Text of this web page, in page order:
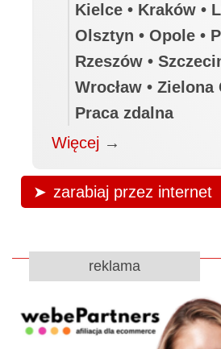
Kielce • Kraków •
Olsztyn • Opole •
Rzeszów •
Wrocław • Zielona
Praca zdalna
Więcej →
zarabiaj przez internet
reklama